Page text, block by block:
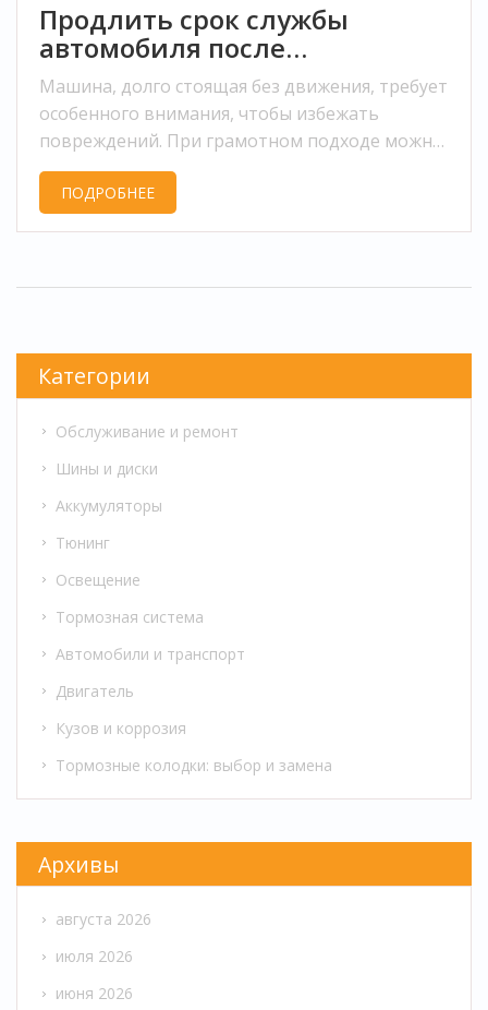
Продлить срок службы
автомобиля после
длительного простоя
Машина, долго стоящая без движения, требует
особенного внимания, чтобы избежать
повреждений. При грамотном подходе можно
предотвратить повреждение кузова и
ржавчину. Эта статья поделится
подвергаться риску, и методы ухода, которые
помогут сохранить его в лучшем виде. Мы
предпринять, чтобы минимизировать износ
машины.
ПОДРОБНЕЕ
Категории
Обслуживание и ремонт
Шины и диски
Аккумуляторы
Тюнинг
Освещение
Тормозная система
Автомобили и транспорт
Двигатель
Кузов и коррозия
Тормозные колодки: выбор и замена
Архивы
августа 2026
июля 2026
июня 2026